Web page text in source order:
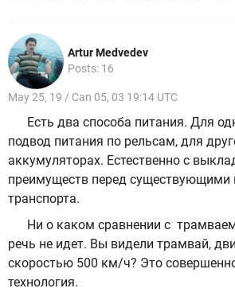
Artur Medvedev
Posts: 16
May 25, 19 / Can 05, 03 19:14 UTC
Есть два способа питания. Для
подвод питания по рельсам, для
аккумуляторах. Естественно с
преимуществ перед существующими
транспорта.
Ни о каком сравнении с
речь не идет. Вы видели трамвай,
скоростью 500 км/ч? Это
технология.